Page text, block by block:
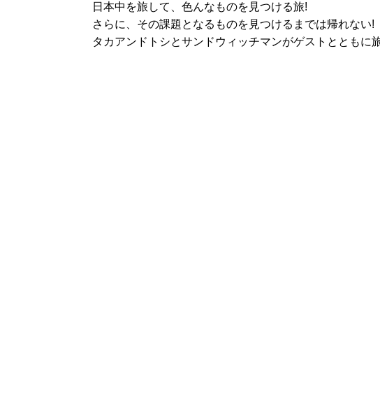
日本中を旅して、色んなものを見つける旅!
さらに、その課題となるものを見つけるまでは帰れない!
タカアンドトシとサンドウィッチマンがゲストとともに